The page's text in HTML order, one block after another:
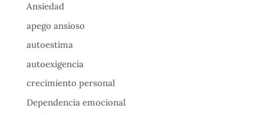
Ansiedad
apego ansioso
autoestima
autoexigencia
crecimiento personal
Dependencia emocional